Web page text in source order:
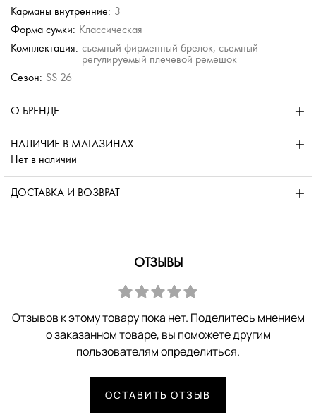
Карманы внутренние: 3
Форма сумки: Классическая
Комплектация: съемный фирменный брелок, съемный
регулируемый плечевой ремешок
Сезон: SS 26
О БРЕНДЕ
НАЛИЧИЕ В МАГАЗИНАХ
Нет в наличии
ДОСТАВКА И ВОЗВРАТ
ОТЗЫВЫ
Отзывов к этому товару пока нет. Поделитесь мнением
о заказанном товаре, вы поможете другим
пользователям определиться.
ОСТАВИТЬ ОТЗЫВ